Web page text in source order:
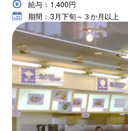
給与： 1,400円
期間： 3月下旬～３か月以上